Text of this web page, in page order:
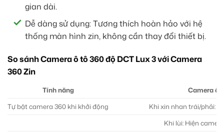
gian dài.
Dễ dàng sử dụng: Tương thích hoàn hảo với hệ
thống màn hình zin, không cần thay đổi thiết bị.
So sánh Camera ô tô 360 độ DCT Lux 3 với Camera
360 Zin
Tính năng
Camera ô
Tự bật camera 360 khi khởi động
Khi xin nhan trái/phải:
Khi lùi: Hiện